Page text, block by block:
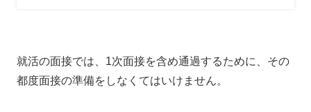
就活の面接では、1次面接を含め通過するために、その
都度面接の準備をしなくてはいけません。